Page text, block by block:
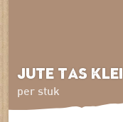
per stuk
Jute tas